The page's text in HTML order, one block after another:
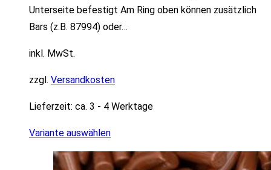
Unterseite befestigt Am Ring oben können zusätzlich
Bars (z.B. 87994) oder…
inkl. MwSt.
zzgl. Versandkosten
Lieferzeit: ca. 3 - 4 Werktage
Variante auswählen